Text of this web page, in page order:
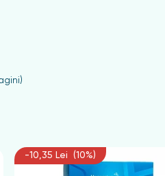
-10,35 Lei (10%)